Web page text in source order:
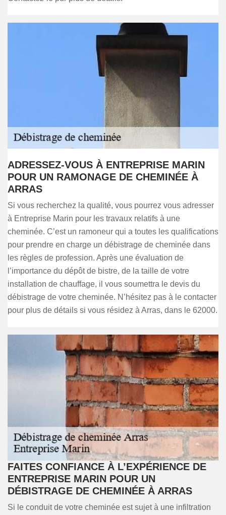
ADRESSEZ-VOUS À ENTREPRISE MARIN
POUR UN RAMONAGE DE CHEMINÉE À
ARRAS
Si vous recherchez la qualité, vous pourrez vous adresser
à Entreprise Marin pour les travaux relatifs à une
cheminée. C’est un ramoneur qui a toutes les qualifications
pour prendre en charge un débistrage de cheminée dans
les règles de profession. Après une évaluation de
l’importance du dépôt de bistre, de la taille de votre
installation de chauffage, il vous soumettra le devis du
débistrage de votre cheminée. N’hésitez pas à le contacter
pour plus de détails si vous résidez à Arras, dans le 62000.
FAITES CONFIANCE À L’EXPÉRIENCE DE
ENTREPRISE MARIN POUR UN
DÉBISTRAGE DE CHEMINÉE À ARRAS
Si le conduit de votre cheminée est sujet à une infiltration